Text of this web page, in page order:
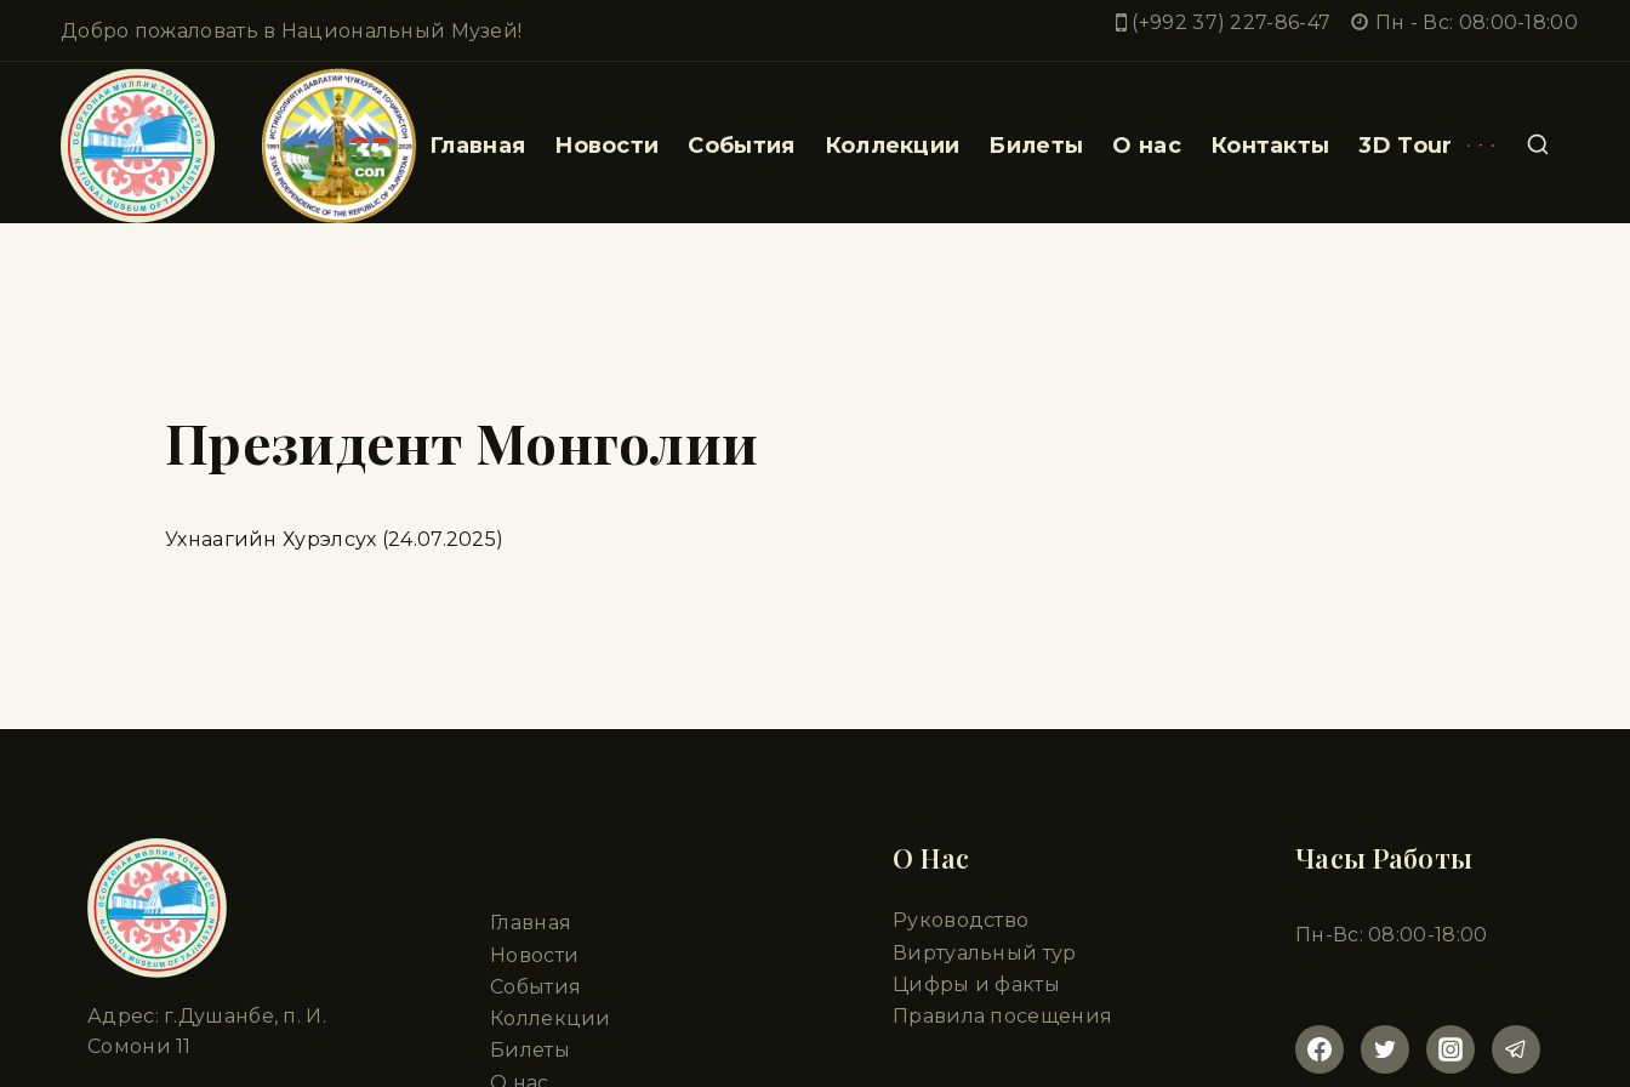
Добро пожаловать в Национальный Музей! (+992 37) 227-86-47 Пн - Вс: 08:00-18:00
Главная Новости События Коллекции Билеты О нас Контакты 3D Tour
Президент Монголии
Ухнаагийн Хурэлсух (24.07.2025)
Адрес: г.Душанбе, п. И.
Сомони 11
Главная
Новости
События
Коллекции
Билеты
О Нас
Руководство
Виртуальный тур
Цифры и факты
Правила посещения
Часы Работы
Пн-Вс: 08:00-18:00